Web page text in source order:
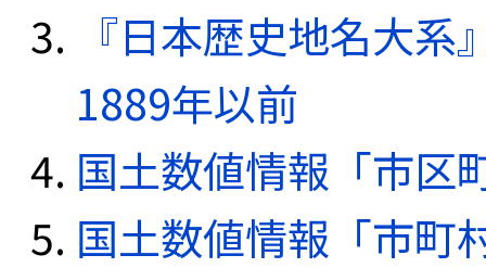
『日本歴史地名大
1889年以前
国土数値情報「市区
国土数値情報「市町